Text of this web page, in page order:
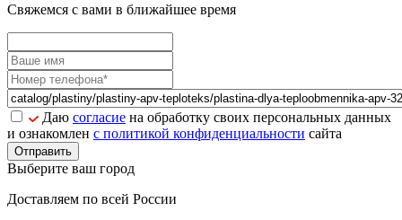
Свяжемся с вами в ближайшее время
Даю согласие на обработку своих персональных данных
и ознакомлен с политикой конфиденциальности сайта
Отправить
Выберите ваш город
Доставляем по всей России